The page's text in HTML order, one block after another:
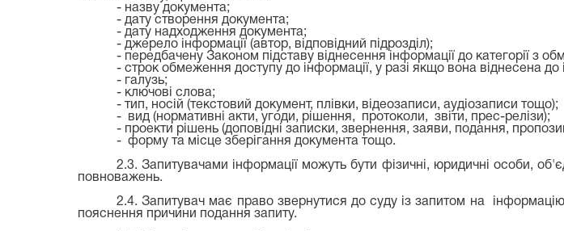
- назву документа;
- дату створення документа;
- дату надходження документа;
- джерело інформації (автор, відповідний підрозділ);
- передбачену Законом підставу віднесення інформації до категорії з
- строк обмеження доступу до інформації, у разі якщо вона віднесена
- галузь;
- ключові слова;
- тип, носій (текстовий документ, плівки, відеозаписи, аудіозаписи тощо);
- вид (нормативні акти, угоди, рішення, протоколи, звіти, прес-релізи);
- проекти рішень (доповідні записки, звернення, заяви, подання,
- форму та місце зберігання документа тощо.
2.3. Запитувачами інформації можуть бути фізичні, юридичні особи,
повноважень.
2.4. Запитувач має право звернутися до суду із запитом на
пояснення причини подання запиту.